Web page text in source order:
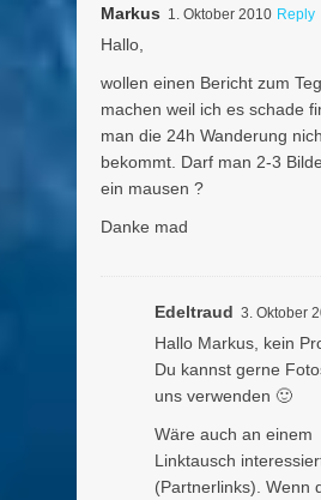
Markus 1. Oktober 2010 Reply
Hallo,
wollen einen Bericht zum
machen weil ich es schade
man die 24h Wanderung
bekommt. Darf man 2-3
ein mausen ?
Danke mad
Edeltraud 3. Oktober
Hallo Markus, kein
Du kannst gerne
uns verwenden 🙂
Wäre auch an einem
Linktausch
(Partnerlinks). Wenn